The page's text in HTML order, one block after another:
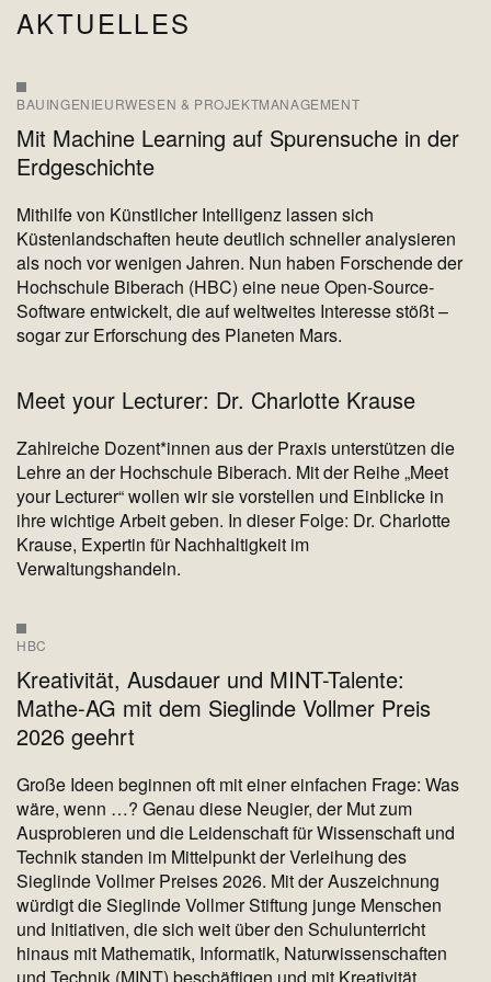
AKTUELLES
BAUINGENIEURWESEN & PROJEKTMANAGEMENT
Mit Machine Learning auf Spurensuche in der
Erdgeschichte
Mithilfe von Künstlicher Intelligenz lassen sich
Küstenlandschaften heute deutlich schneller analysieren
als noch vor wenigen Jahren. Nun haben Forschende der
Hochschule Biberach (HBC) eine neue Open-Source-
Software entwickelt, die auf weltweites Interesse stößt –
sogar zur Erforschung des Planeten Mars.
Meet your Lecturer: Dr. Charlotte Krause
Zahlreiche Dozent*innen aus der Praxis unterstützen die
Lehre an der Hochschule Biberach. Mit der Reihe „Meet
your Lecturer“ wollen wir sie vorstellen und Einblicke in
ihre wichtige Arbeit geben. In dieser Folge: Dr. Charlotte
Krause, Expertin für Nachhaltigkeit im
Verwaltungshandeln.
HBC
Kreativität, Ausdauer und MINT-Talente:
Mathe-AG mit dem Sieglinde Vollmer Preis
2026 geehrt
Große Ideen beginnen oft mit einer einfachen Frage: Was
wäre, wenn …? Genau diese Neugier, der Mut zum
Ausprobieren und die Leidenschaft für Wissenschaft und
Technik standen im Mittelpunkt der Verleihung des
Sieglinde Vollmer Preises 2026. Mit der Auszeichnung
würdigt die Sieglinde Vollmer Stiftung junge Menschen
und Initiativen, die sich weit über den Schulunterricht
hinaus mit Mathematik, Informatik, Naturwissenschaften